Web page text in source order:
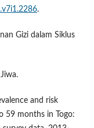
.
Gizi dalam Siklus
and risk
59 months in Togo: